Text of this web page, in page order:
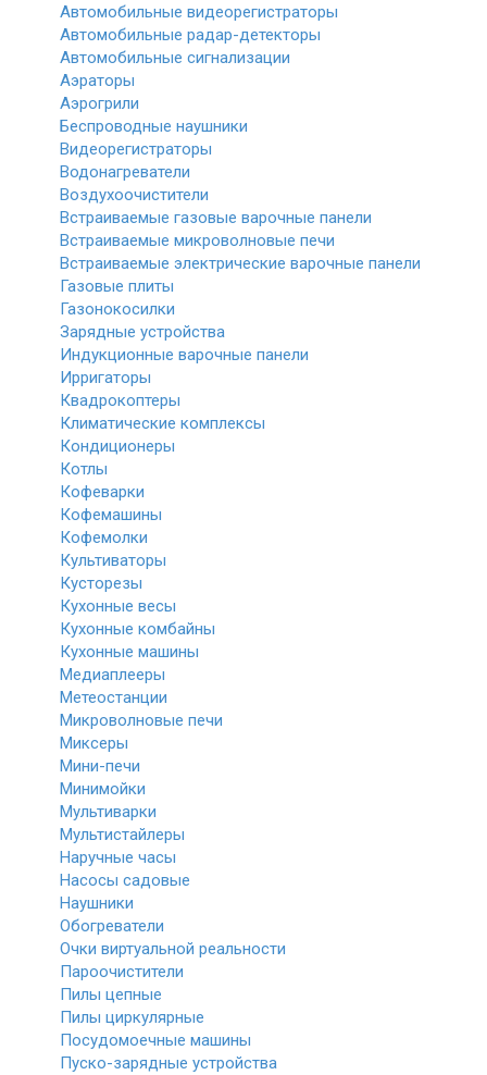
Автомобильные видеорегистраторы
Автомобильные радар-детекторы
Автомобильные сигнализации
Аэраторы
Аэрогрили
Беспроводные наушники
Видеорегистраторы
Водонагреватели
Воздухоочистители
Встраиваемые газовые варочные панели
Встраиваемые микроволновые печи
Встраиваемые электрические варочные панели
Газовые плиты
Газонокосилки
Зарядные устройства
Индукционные варочные панели
Ирригаторы
Квадрокоптеры
Климатические комплексы
Кондиционеры
Котлы
Кофеварки
Кофемашины
Кофемолки
Культиваторы
Кусторезы
Кухонные весы
Кухонные комбайны
Кухонные машины
Медиаплееры
Метеостанции
Микроволновые печи
Миксеры
Мини-печи
Минимойки
Мультиварки
Мультистайлеры
Наручные часы
Насосы садовые
Наушники
Обогреватели
Очки виртуальной реальности
Пароочистители
Пилы цепные
Пилы циркулярные
Посудомоечные машины
Пуско-зарядные устройства